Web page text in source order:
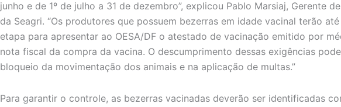
junho e de 1º de julho a 31 de dezembro”, explicou Pablo Marsiaj, Gerente
da Seagri. “Os produtores que possuem bezerras em idade vacinal terão
etapa para apresentar ao OESA/DF o atestado de vacinação emitido por
nota fiscal da compra da vacina. O descumprimento dessas exigências
bloqueio da movimentação dos animais e na aplicação de multas.”
Para garantir o controle, as bezerras vacinadas deverão ser identificadas